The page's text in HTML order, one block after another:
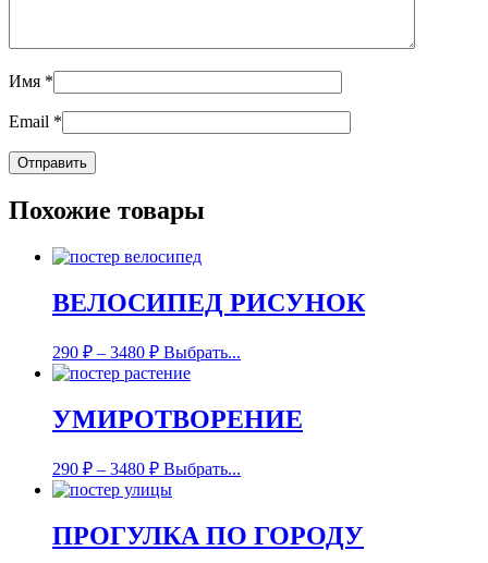
Имя *
Email *
Похожие товары
ВЕЛОСИПЕД РИСУНОК
290 ₽ – 3480 ₽ Выбрать...
УМИРОТВОРЕНИЕ
290 ₽ – 3480 ₽ Выбрать...
ПРОГУЛКА ПО ГОРОДУ